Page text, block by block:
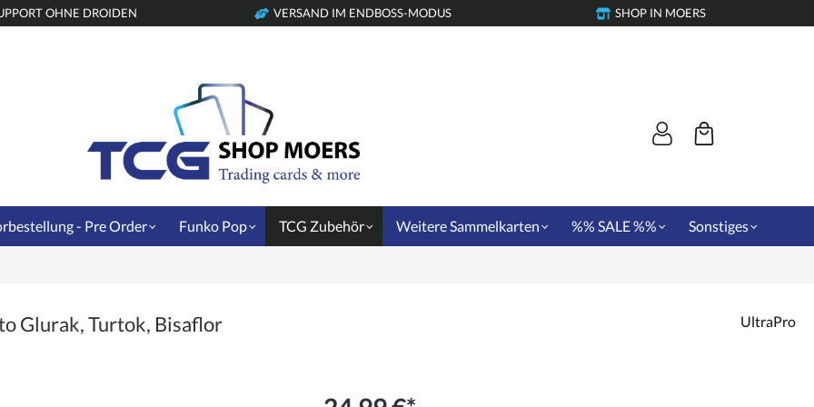
OHNE DROIDEN VERSAND IM ENDBOSS-MODUS SHOP IN MOERS
- Pre Order Funko Pop TCG Zubehör Weitere Sammelkarten %% SALE %% Sonstiges
Glurak, Turtok, Bisaflor UltraPro